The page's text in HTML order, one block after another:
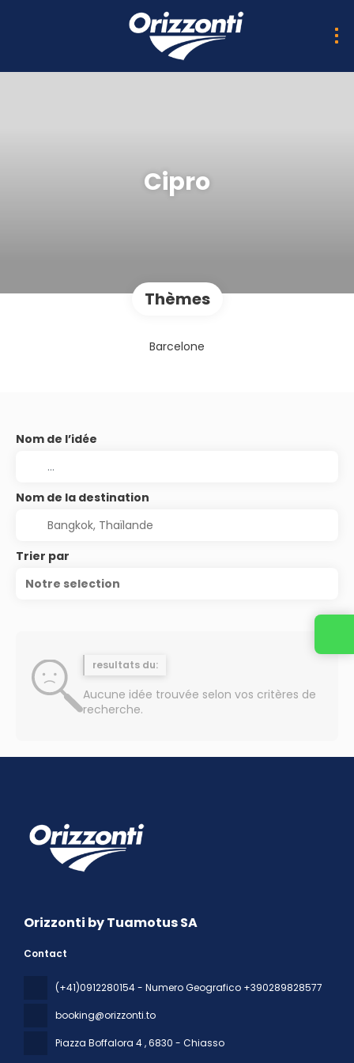
Cipro
Thèmes
Barcelone
Nom de l’idée
Nom de la destination
Trier par
Notre selection
resultats du:
Aucune idée trouvée selon vos critères de
recherche.
Orizzonti by Tuamotus SA
Contact
(+41)0912280154 - Numero Geografico +390289828577
booking@orizzonti.to
Piazza Boffalora 4, 6830 - Chiasso